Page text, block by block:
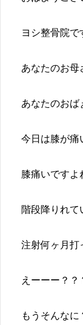
ヨシ整骨院で
あなたのお母
あなたのおば
今日は膝が痛
膝痛いですよ
階段降りれて
注射何ヶ月打
えーーー？？
もうそんなに